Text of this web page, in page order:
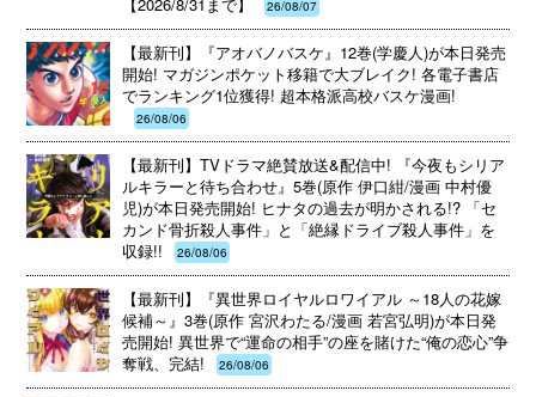
26/08/07
【最新刊】『アオバノバスケ』12巻(学慶人)が本日発売
開始! マガジンポケット移籍で大ブレイク! 各電子書店
でランキング1位獲得! 超本格派高校バスケ漫画!
26/08/06
【最新刊】TVドラマ絶賛放送&配信中! 『今夜もシリア
ルキラーと待ち合わせ』5巻(原作 伊口紺/漫画 中村優
児)が本日発売開始! ヒナタの過去が明かされる!? 「セ
カンド骨折殺人事件」と「絶縁ドライブ殺人事件」を
収録!!
26/08/06
【最新刊】『異世界ロイヤルロワイアル ～18人の花嫁
候補～』3巻(原作 宮沢わたる/漫画 若宮弘明)が本日発
売開始! 異世界で“運命の相手”の座を賭けた“俺の恋心”争
奪戦、完結!
26/08/06